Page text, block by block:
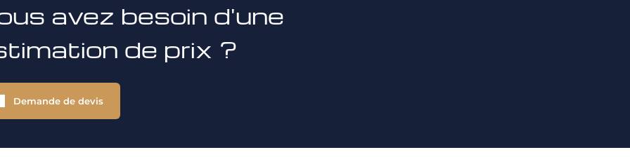
avez besoin d'une
de prix ?
Demande de devis